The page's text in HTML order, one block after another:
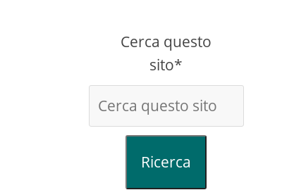
Cerca questo
sito*
Ricerca